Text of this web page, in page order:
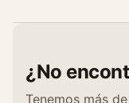
¿No
Tenemos más